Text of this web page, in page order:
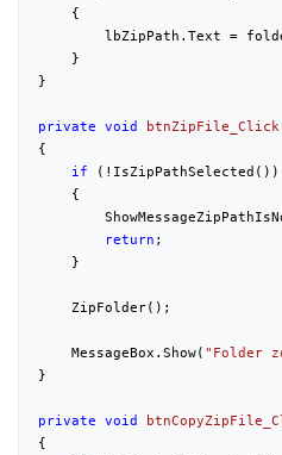
    {
lbZipPath.Text =
    }
}
private void btnZipFile_Click
{
if (!IsZipPathSelected())
    {
return ;
    }
    ZipFolder();
    MessageBox.Show(
"Folder
}
private void
{